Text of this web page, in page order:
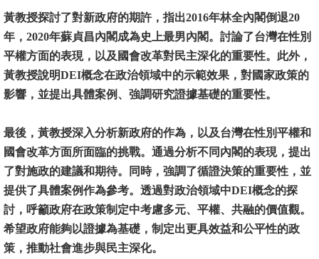
消
息
公
告
際
化
高
教
深
耕
黃教授探討了對新政府的期許，指出2016年林全內閣倒退20
年，2020年蘇貞昌內閣成為史上最男內閣。討論了台灣在性別
平權方面的表現，以及國會改革對民主深化的重要性。此外，
黃教授說明DEI概念在政治領域中的示範效果，對國家政策的
影響，並提出具體案例、強調研究證據基礎的重要性。
最後，黃教授深入分析新政府的作為，以及台灣在性別平權和
國會改革方面所面臨的挑戰。通過分析不同內閣的表現，提出
了對施政的建議和期待。同時，強調了循證決策的重要性，並
提供了具體案例作為參考。透過對政治領域中DEI概念的探
討，呼籲政府在政策制定中考慮多元、平權、共融的價值觀。
希望政府能夠以證據為基礎，制定出更具效益和公平性的政
策，推動社會進步與民主深化。